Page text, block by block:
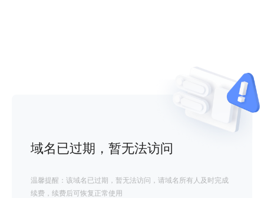
域名已过期，暂无法访问
温馨提醒：该域名已过期，暂无法访问，请域名所有人及时完成
续费，续费后可恢复正常使用